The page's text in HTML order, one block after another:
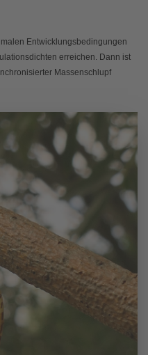
Entwicklungsbedingungen
erreichen. Dann ist
Massenschlupf